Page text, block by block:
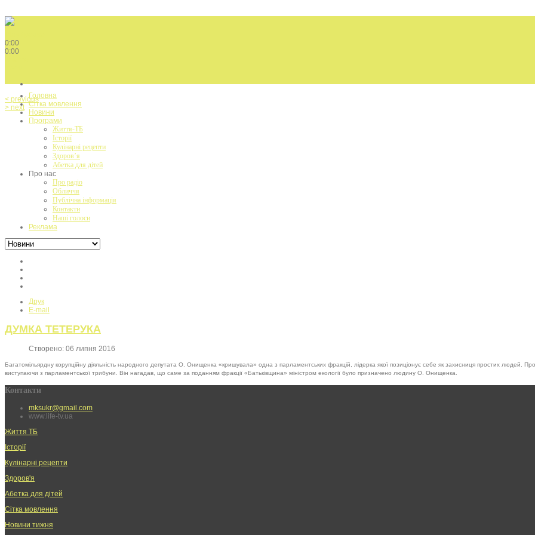
0:00
0:00
< previous
> next
Головна
Сітка мовлення
Новини
Програми
Життя-ТБ
Історії
Кулінарні рецепти
Здоров’я
Абетка для дітей
Про нас
Про радіо
Обличчя
Публічна інформація
Контакти
Наші голоси
Реклама
Друк
E-mail
ДУМКА ТЕТЕРУКА
Створено: 06 липня 2016
Багатомільярдну корупційну діяльність народного депутата О. Онищенка «кришувала» одна з парламентських фракцій, лідерка якої позиціонує себе як захисниця простих людей.
виступаючи з парламентської трибуни. Він нагадав, що саме за поданням фракції «Батьківщина» міністром екології було призначено людину О. Онищенка.
Контакти
mksukr@gmail.com
www.life-tv.ua
Життя ТБ
Історії
Кулінарні рецепти
Здоров'я
Абетка для дітей
Сітка мовлення
Новини тижня